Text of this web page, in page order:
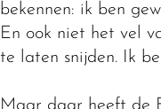
bekennen: ik ben
En ook niet het vel
te laten snijden. Ik
Maar daar heeft de